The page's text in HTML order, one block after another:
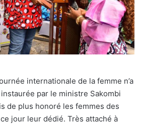
internationale de la femme n’a
par le ministre Sakombi
de plus honoré les femmes des
jour leur dédié. Très attaché à